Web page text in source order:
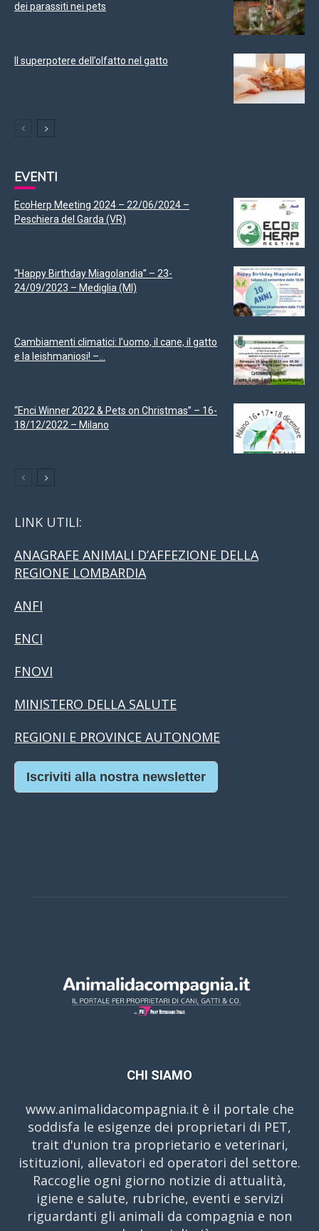
dei parassiti nei pets
Il superpotere dell’olfatto nel gatto
EVENTI
EcoHerp Meeting 2024 – 22/06/2024 –
Peschiera del Garda (VR)
“Happy Birthday Miagolandia” – 23-
24/09/2023 – Mediglia (MI)
Cambiamenti climatici: l’uomo, il cane, il gatto
e la leishmaniosi! –...
“Enci Winner 2022 & Pets on Christmas” – 16-
18/12/2022 – Milano
LINK UTILI:
ANAGRAFE ANIMALI D’AFFEZIONE DELLA
REGIONE LOMBARDIA
ANFI
ENCI
FNOVI
MINISTERO DELLA SALUTE
REGIONI E PROVINCE AUTONOME
Iscriviti alla nostra newsletter
CHI SIAMO
www.animalidacompagnia.it è il portale che
soddisfa le esigenze dei proprietari di PET,
trait d'union tra proprietario e veterinari,
istituzioni, allevatori ed operatori del settore.
Raccoglie ogni giorno notizie di attualità,
igiene e salute, rubriche, eventi e servizi
riguardanti gli animali da compagnia e non